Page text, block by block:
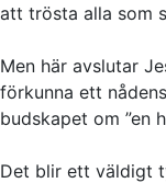
att trösta alla som
Men här avslutar
förkunna ett
budskapet om ”en
Det blir ett väldigt